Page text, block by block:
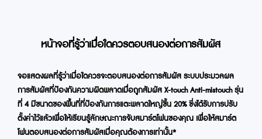
หน้าจอที่รู้ว่าเมื่อใดควรตอบสนองต่อการสัมผัส
จอแสดงผลที่รู้ว่าเมื่อใดควรจะตอบสนองต่อการสัมผัส ระบบประมวลผล
การสัมผัสที่ป้องกันความผิดพลาดเมื่อถูกสัมผัส X-touch Anti-mistouch รุ่น
ที่ 4 มีขนาดของพื้นที่ที่ป้องกันการแตะพลาดใหญ่ขึ้น 20% ซึ่งได้รับการปรับ
ตั้งค่าไว้แล้วเพื่อให้เรียนรู้ลักษณะการจับสมาร์ตโฟนของคุณ เพื่อให้สมาร์ต
โฟนตอบสนองต่อการสัมผัสเมื่อคุณต้องการเท่านั้น*